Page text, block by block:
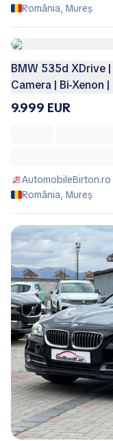
România, Mureș
BMW 535d XDrive
Camera | Bi-Xenon
9.999 EUR
AutomobileBirton.ro
România, Mureș